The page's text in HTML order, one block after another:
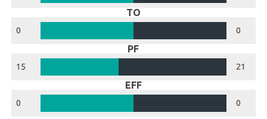
TO
0 0
PF
15 21
EFF
0 0